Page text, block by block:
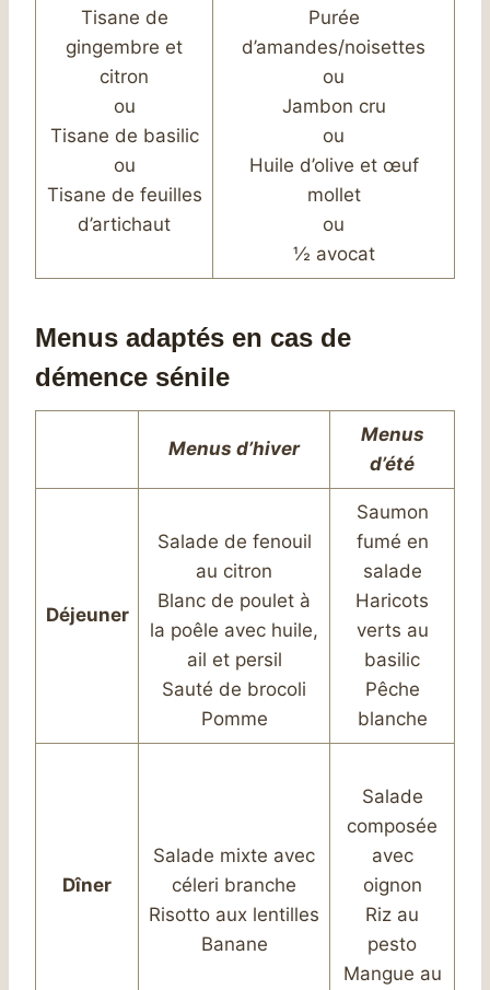
Tisane de
gingembre et
citron
ou
Tisane de basilic
ou
Tisane de feuilles
d’artichaut
Purée
d’amandes/noisettes
ou
Jambon cru
ou
Huile d’olive et œuf
mollet
ou
½ avocat
Menus adaptés en cas de
démence sénile
Menus d’hiver
Menus
d’été
Déjeuner
Salade de fenouil
au citron
Blanc de poulet à
la poêle avec huile,
ail et persil
Sauté de brocoli
Pomme
Saumon
fumé en
salade
Haricots
verts au
basilic
Pêche
blanche
Dîner
Salade mixte avec
céleri branche
Risotto aux lentilles
Banane
Salade
composée
avec
oignon
Riz au
pesto
Mangue au